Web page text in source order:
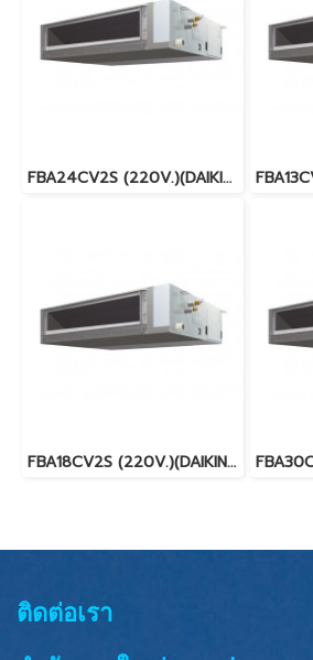
FBA24CV2S (220V.)(DAIKIN SKYAIR) รุ่นคอยล์เปลือยต่อท่อลมแรงดันปานกลาง INVERTER น้ำยา R32 พร้อมบริการติดตั้ง
FBA18CV2S (220V.)(DAIKIN SKYAIR) รุ่นคอยล์เปลือยต่อท่อลมแรงดันปานกลาง INVERTER น้ำยา R32 พร้อมบริการติดตั้ง
ติดต่อเรา